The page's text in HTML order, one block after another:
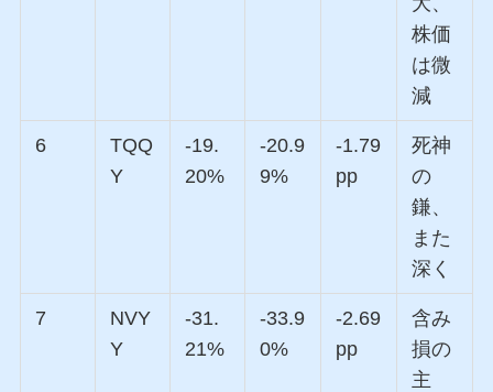
株価
は微
減
6
TQQ
Y
-19.
20%
-20.9
9%
-1.79
pp
死神
の
鎌、
また
深く
7
NVY
Y
-31.
21%
-33.9
0%
-2.69
pp
含み
損の
主